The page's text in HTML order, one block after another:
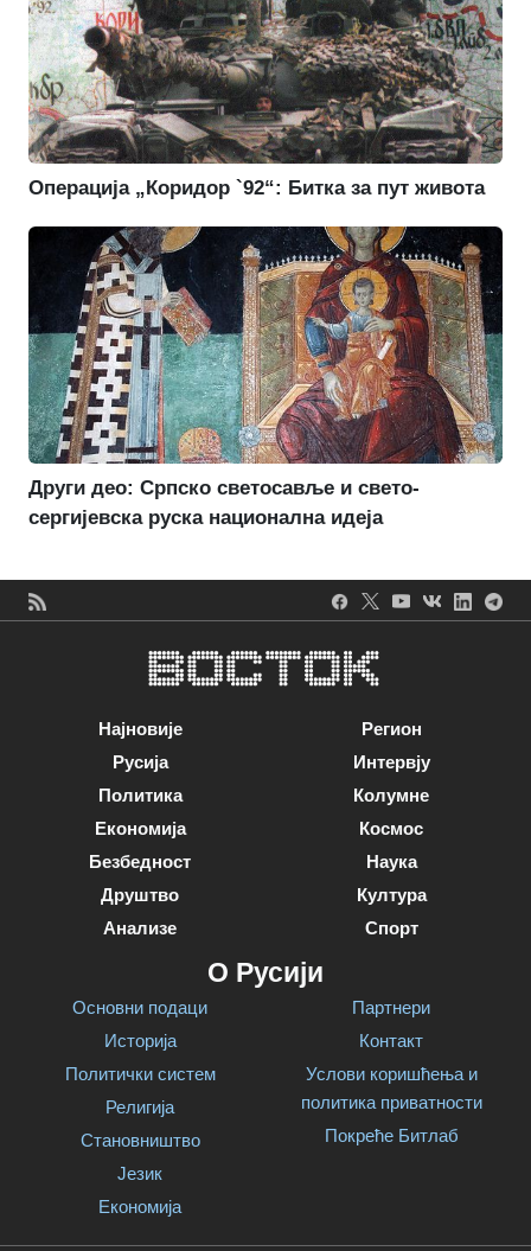
Операција „Коридор `92“: Битка за пут живота
Други део: Српско светосавље и свето-
сергијевска руска национална идеја
Најновије
Русија
Политика
Економија
Безбедност
Друштво
Анализе
Регион
Интервју
Колумне
Космос
Наука
Култура
Спорт
О Русији
Основни подаци
Историја
Политички систем
Религија
Становништво
Језик
Економија
Партнери
Контакт
Услови коришћења и
политика приватности
Покреће Битлаб